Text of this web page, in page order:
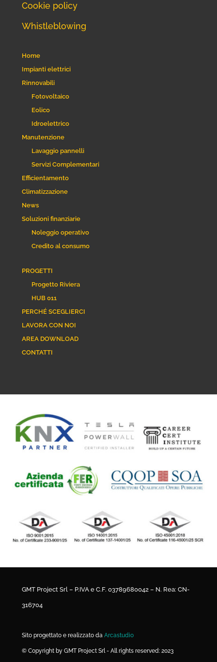
Cookie policy
Whistleblowing
Home
Impianti elettrici
Rinnovabili
Fotovoltaico
Eolico
Idroelettrico
Manutenzione
Lavaggio pannelli
Servizi Complementari
Efficientamento
Climatizzazione
News
Soluzioni finanziarie
Noleggio operativo
Credito al consumo
PROGETTI
Progetto Riviera
HUB 011
PERCHÉ SCEGLIERCI
LAVORA CON NOI
AREA DOWNLOAD
CONTATTI
GMT Project Srl – P.IVA e C.F. 03789680042 – N. Rea: CN-
316704
Sito progettato e realizzato da Arcastudio
© Copyright by GMT Project Srl - All rights reserved: 2023